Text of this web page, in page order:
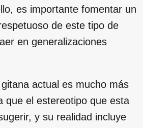
es importante fomentar un
de este tipo de
en generalizaciones
actual es mucho más
que el estereotipo que esta
y su realidad incluye